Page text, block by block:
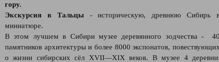
гору.
Экскурсия в Тальцы- историческую, древнюю Сибирь
миниатюре.
В этом лучшем в Сибири музее деревянного зодчества -
памятников архитектуры и более 8000 экспонатов,
о жизни сибирских сёл XVII—XIX веков. В музее 4